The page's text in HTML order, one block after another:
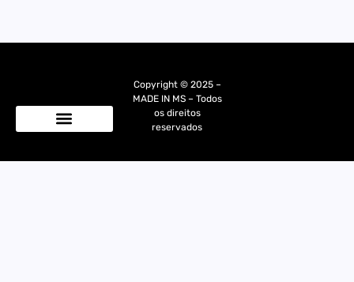
Copyright © 2025 –
MADE IN MS – Todos
os direitos
reservados